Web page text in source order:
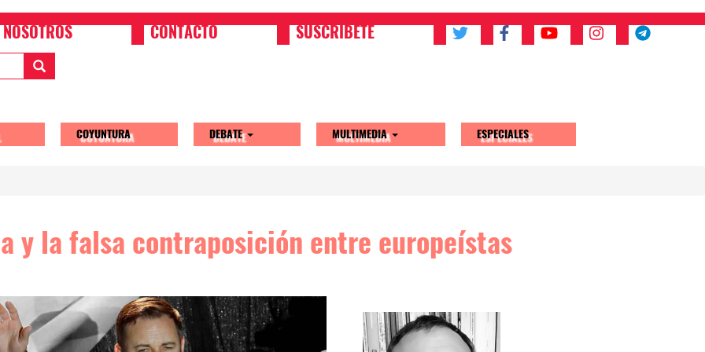
NOSOTROS CONTACTO SUSCRIBETE
COYUNTURA DEBATE MULTIMEDIA ESPECIALES
y la falsa contraposición entre europeístas